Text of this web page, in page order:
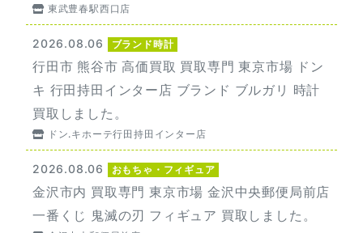
東武豊春駅西口店
2026.08.06 ブランド時計
行田市 熊谷市 高価買取 買取専門 東京市場 ドン
キ 行田持田インター店 ブランド ブルガリ 時計
買取しました。
ドン.キホーテ行田持田インター店
2026.08.06 おもちゃ・フィギュア
金沢市内 買取専門 東京市場 金沢中央郵便局前店
一番くじ 鬼滅の刃 フィギュア 買取しました。